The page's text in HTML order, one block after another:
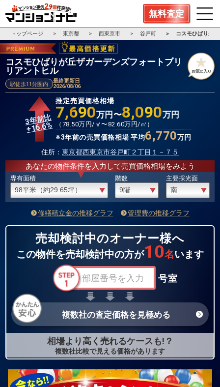
無料査定
トップページ 東京都 西東京市 谷戸町 コスモひばりが
コスモひばりが丘ザガーデンズフォートブリ
リアントヒル
駅徒歩11分圏内
最終更新日
2026/08/06
3年前比
+16.6%
推定売買価格相場
7,690万円〜8,090万円
（ 78.50万円/㎡〜82.60万円/㎡）
※3年前の売買価格相場 平均6,770万円
住所： 東京都西東京市谷戸町２丁目１－７５
あなたの物件条件を入力して売買価格相場をみよう
専有面積 階数 主要採光面
修繕積立金の推移グラフ 管理費の推移グラフ
売却検討中のオーナー様へ
この物件を売却検討中の方が10名います
号室
複数社の査定価格を見極める
相場より高く売れるケースも!？
複数社比較で見える価格があります